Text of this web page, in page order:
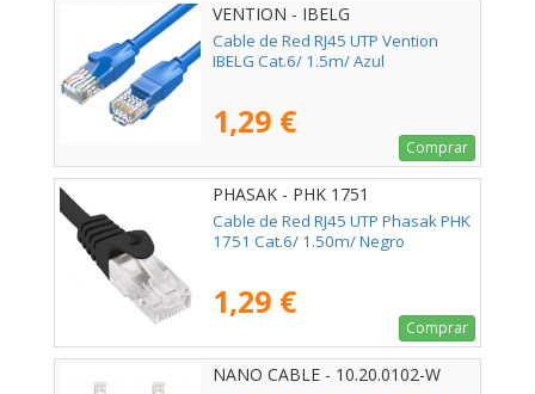
VENTION - IBELG
Cable de Red RJ45 UTP Vention
IBELG Cat.6/ 1.5m/ Azul
1,29 €
Comprar
PHASAK - PHK 1751
Cable de Red RJ45 UTP Phasak PHK
1751 Cat.6/ 1.50m/ Negro
1,29 €
Comprar
NANO CABLE - 10.20.0102-W